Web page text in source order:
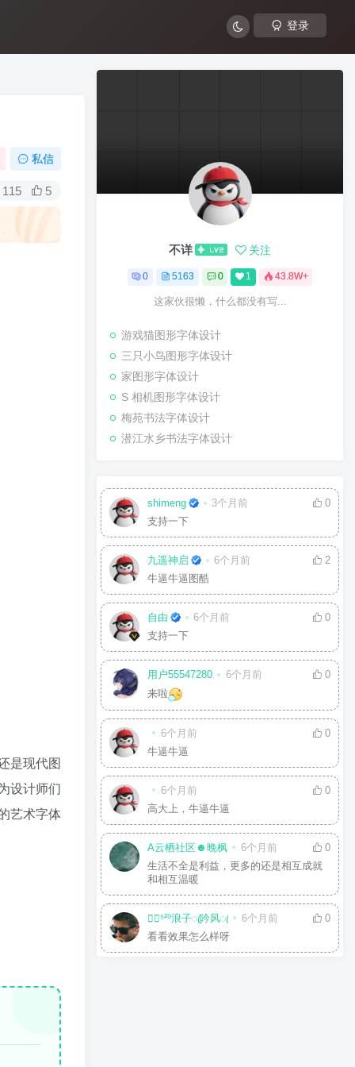
登录
私信
115 5
是现代图
设计师们
艺术字体
不详 关注
0 5163 0 1 43.8W+
这家伙很懒，什么都没有写...
游戏猫图形字体设计
三只小鸟图形字体设计
家图形字体设计
S 相机图形字体设计
梅苑书法字体设计
潜江水乡书法字体设计
shimeng 3个月前
0
支持一下
九遥神启 6个月前
2
牛逼牛逼图酷
自由 6个月前
0
支持一下
用户55547280 6个月前
0
来啦
6个月前
0
牛逼牛逼
6个月前
0
高大上，牛逼牛逼
A云栖社区☻晚枫 6个月前
0
生活不全是利益，更多的还是相互成就
和相互温暖
☘⃝⁵²⁰浪子ꦿ吟风ꦿ 6个月前
0
看看效果怎么样呀